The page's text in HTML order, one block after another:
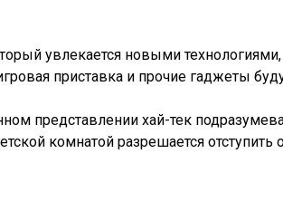
увлекается новыми
приставка и прочие гаджеты
представлении хай-тек
комнатой разрешается